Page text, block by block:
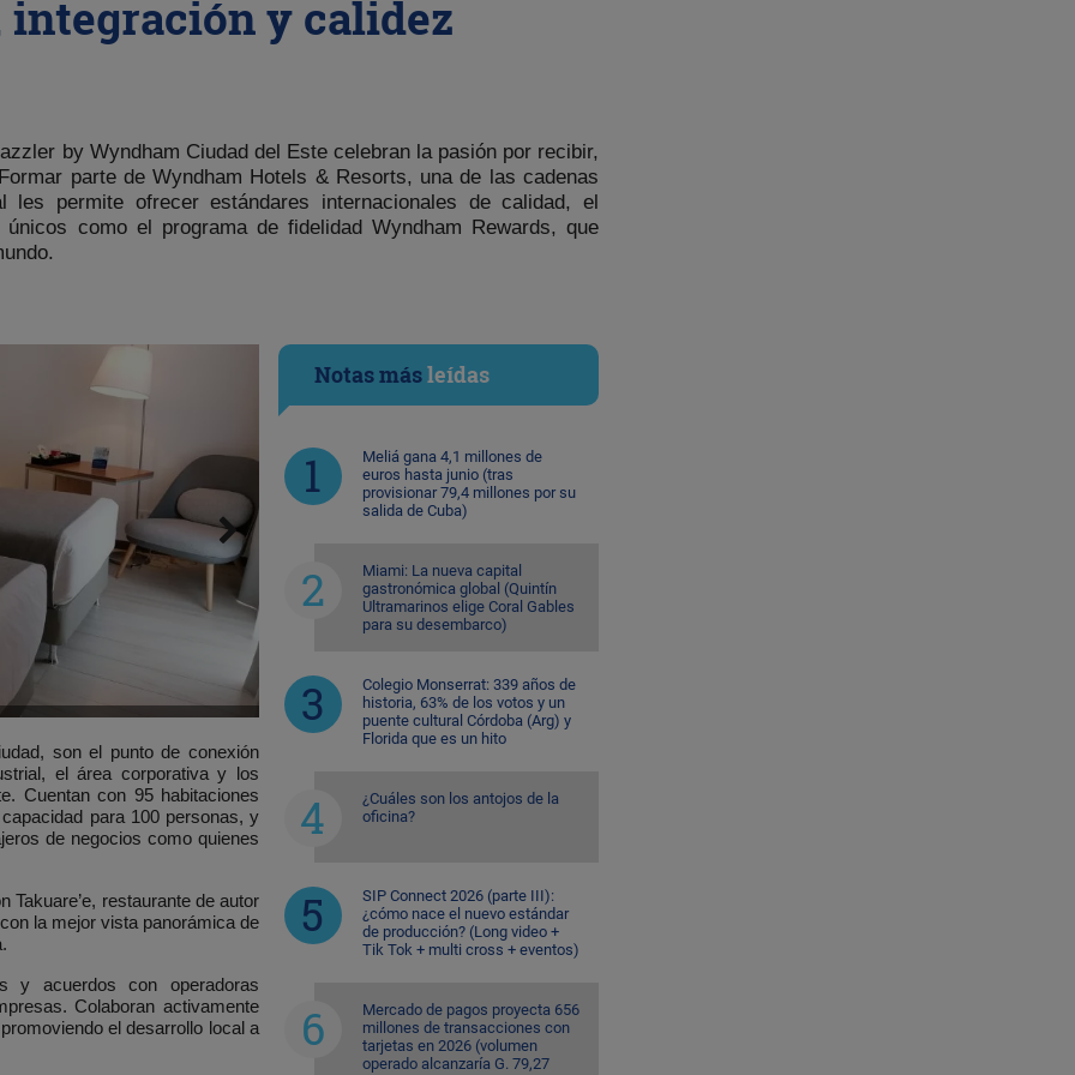
y calidez
by Wyndham Ciudad del Estecelebran la pasión por recibir,
parte deWyndham Hotels & Resorts, una de las cadenas
permite ofrecer estándares internacionales de calidad, el
como el programa de fidelidad Wyndham Rewards, que
, son el punto de conexión
el área corporativa y los
Cuentan con 95 habitaciones
para 100 personas, y
de negocios como quienes
Takuare’e, restaurante de autor
la mejor vista panorámica de
y acuerdos con operadoras
Colaboran activamente
el desarrollo local a
Notas másleídas
Meliá gana 4,1 millones de
euros hasta junio (tras
provisionar 79,4 millones por su
salida de Cuba)
Miami: La nueva capital
gastronómica global (Quintín
Ultramarinos elige Coral Gables
para su desembarco)
Colegio Monserrat: 339 años de
historia, 63% de los votos y un
puente cultural Córdoba (Arg) y
Florida que es un hito
¿Cuáles son los antojos de la
oficina?
SIP Connect 2026 (parte III):
¿cómo nace el nuevo estándar
de producción? (Long video +
Tik Tok + multi cross + eventos)
Mercado de pagos proyecta 656
millones de transacciones con
tarjetas en 2026 (volumen
operado alcanzaría G. 79,27